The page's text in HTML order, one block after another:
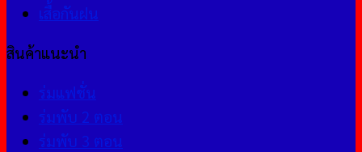
เสื้อกันฝน
สินค้าแนะนำ
ร่มแฟชั่น
ร่มพับ 2 ตอน
ร่มพับ 3 ตอน